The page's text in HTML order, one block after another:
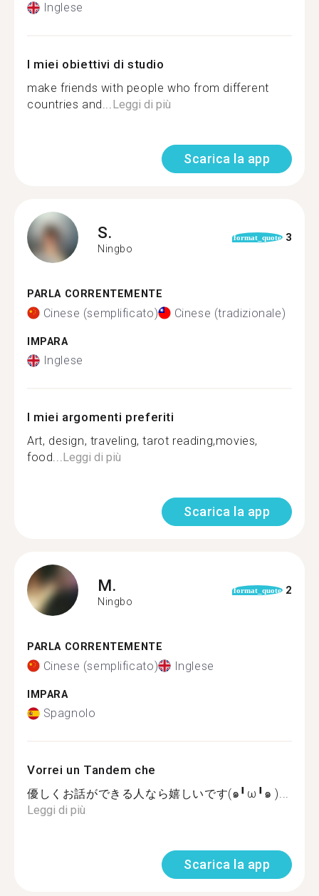
Inglese
I miei obiettivi di studio
make friends with people who from different
countries and...Leggi di più
Scarica la app
S.
Ningbo
format_quote 3
PARLA CORRENTEMENTE
Cinese (semplificato) Cinese (tradizionale)
IMPARA
Inglese
I miei argomenti preferiti
Art, design, traveling, tarot reading,movies,
food...Leggi di più
Scarica la app
M.
Ningbo
format_quote 2
PARLA CORRENTEMENTE
Cinese (semplificato) Inglese
IMPARA
Spagnolo
Vorrei un Tandem che
優しくお話ができる人なら嬉しいです(๑╹ω╹๑ )...
Leggi di più
Scarica la app